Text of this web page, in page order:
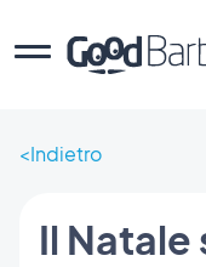
Indietro
Il Natale